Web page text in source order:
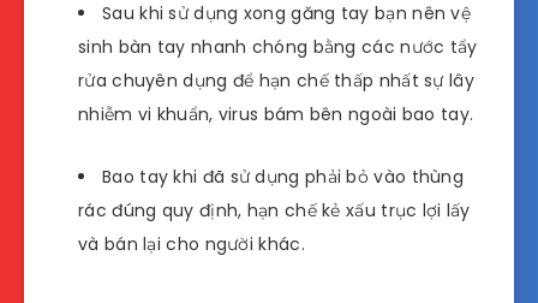
Sau khi sử dụng xong găng tay bạn nên vệ
sinh bàn tay nhanh chóng bằng các nước tẩy
rửa chuyên dụng để hạn chế thấp nhất sự lây
nhiễm vi khuẩn, virus bám bên ngoài bao tay.
Bao tay khi đã sử dụng phải bỏ vào thùng
rác đúng quy định, hạn chế kẻ xấu trục lợi lấy
và bán lại cho người khác.